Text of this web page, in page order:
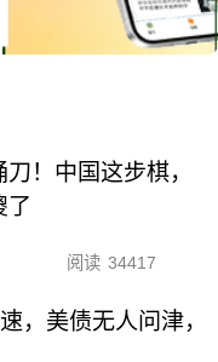
！中国这步棋，
了
阅读 34417
，美债无人问津，